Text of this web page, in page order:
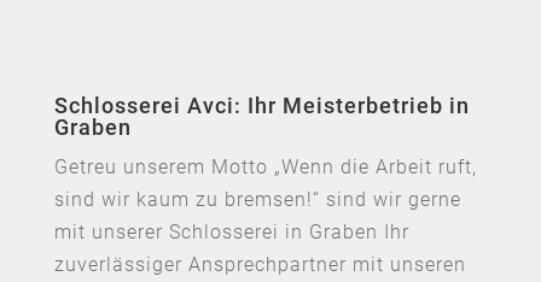
Schlosserei Avci: Ihr Meisterbetrieb in
Graben
Getreu unserem Motto „Wenn die Arbeit ruft,
sind wir kaum zu bremsen!“ sind wir gerne
mit unserer Schlosserei in Graben Ihr
zuverlässiger Ansprechpartner mit unseren